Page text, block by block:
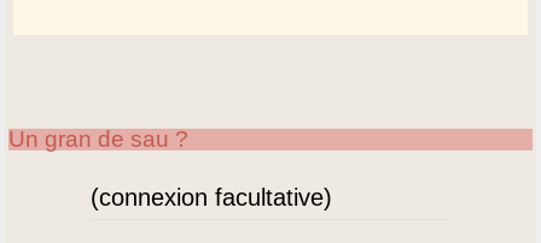
Un gran de sau ?
(connexion facultative)